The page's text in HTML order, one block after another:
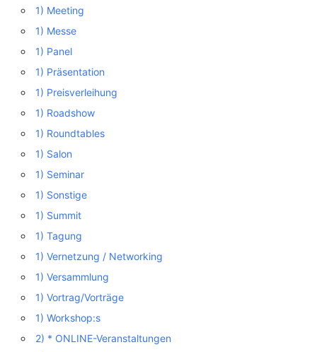
1) Meeting
1) Messe
1) Panel
1) Präsentation
1) Preisverleihung
1) Roadshow
1) Roundtables
1) Salon
1) Seminar
1) Sonstige
1) Summit
1) Tagung
1) Vernetzung / Networking
1) Versammlung
1) Vortrag/Vorträge
1) Workshop:s
2) * ONLINE-Veranstaltungen